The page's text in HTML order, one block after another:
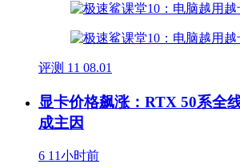
评测 11 08.01
显卡价格飙涨：RTX 50系全
成主因
6 11小时前